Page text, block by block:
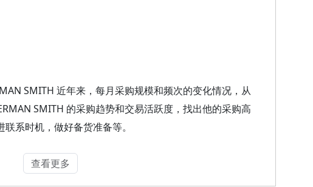
SMITH 近年来，每月采购规模和频次的变化情况，从
SMITH 的采购趋势和交易活跃度，找出他的采购高
系时机，做好备货准备等。
查看更多